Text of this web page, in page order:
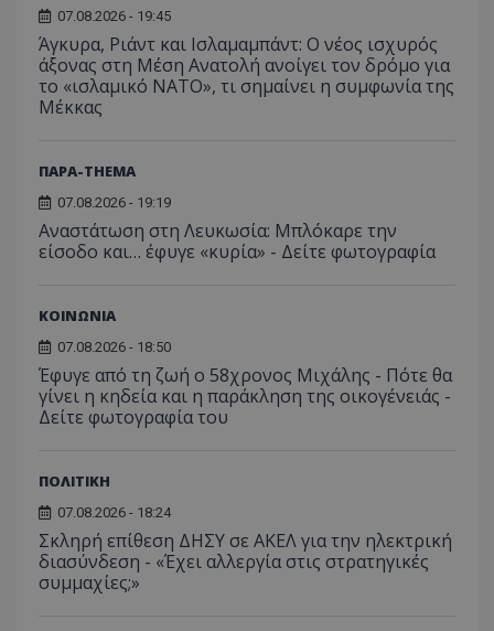
07.08.2026 - 19:45
Άγκυρα, Ριάντ και Ισλαμαμπάντ: Ο νέος ισχυρός
άξονας στη Μέση Ανατολή ανοίγει τον δρόμο για
το «ισλαμικό ΝΑΤΟ», τι σημαίνει η συμφωνία της
Μέκκας
ΠΑΡΑ-THEMA
07.08.2026 - 19:19
Αναστάτωση στη Λευκωσία: Μπλόκαρε την
είσοδο και… έφυγε «κυρία» - Δείτε φωτογραφία
ΚΟΙΝΩΝΙΑ
07.08.2026 - 18:50
Έφυγε από τη ζωή ο 58χρονος Μιχάλης - Πότε θα
γίνει η κηδεία και η παράκληση της οικογένειάς -
Δείτε φωτογραφία του
ΠΟΛΙΤΙΚΗ
07.08.2026 - 18:24
Σκληρή επίθεση ΔΗΣΥ σε ΑΚΕΛ για την ηλεκτρική
διασύνδεση - «Έχει αλλεργία στις στρατηγικές
συμμαχίες;»